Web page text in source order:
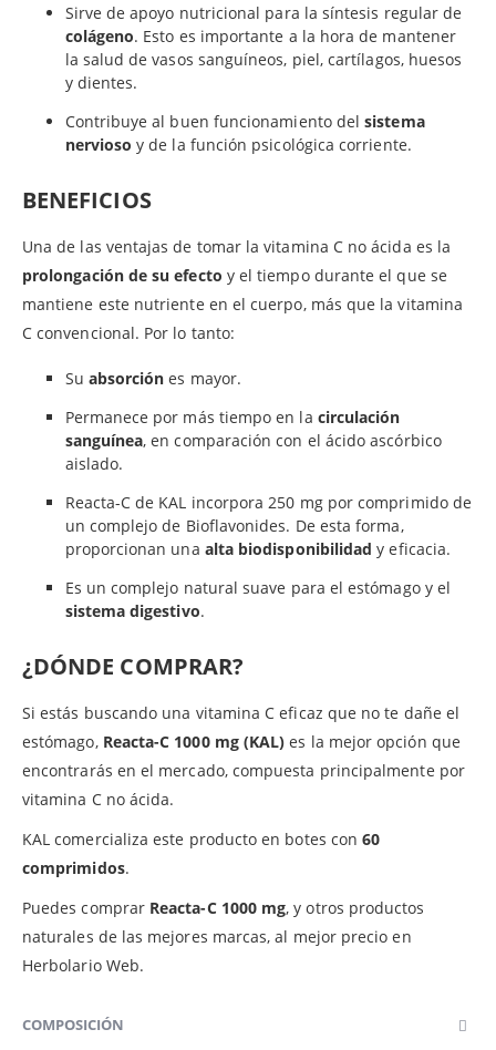
Sirve de apoyo nutricional para la síntesis regular de
colágeno. Esto es importante a la hora de mantener
la salud de vasos sanguíneos, piel, cartílagos, huesos
y dientes.
Contribuye al buen funcionamiento delsistema
nervioso y de la función psicológica corriente.
BENEFICIOS
Una de las ventajas de tomar la vitamina C no ácida es la
prolongación de su efecto y el tiempo durante el que se
mantiene este nutriente en el cuerpo, más que la vitamina
C convencional. Por lo tanto:
Su absorción es mayor.
Permanece por más tiempo en la circulación
sanguínea, en comparación con el ácido ascórbico
aislado.
Reacta-C de KAL incorpora 250 mg por comprimido de
un complejo de Bioflavonides. De esta forma,
proporcionan una alta biodisponibilidad y eficacia.
Es un complejo natural suave para el estómago y el
sistema digestivo.
¿DÓNDE COMPRAR?
Si estás buscando una vitamina C eficaz que no te dañe el
estómago, Reacta-C 1000 mg (KAL) es la mejor opción que
encontrarás en el mercado, compuesta principalmente por
vitamina C no ácida.
KAL comercializa este producto en botes con60
comprimidos.
Puedes comprar Reacta-C 1000 mg, y otros productos
naturales de las mejores marcas, al mejor precio en
Herbolario Web.
COMPOSICIÓN